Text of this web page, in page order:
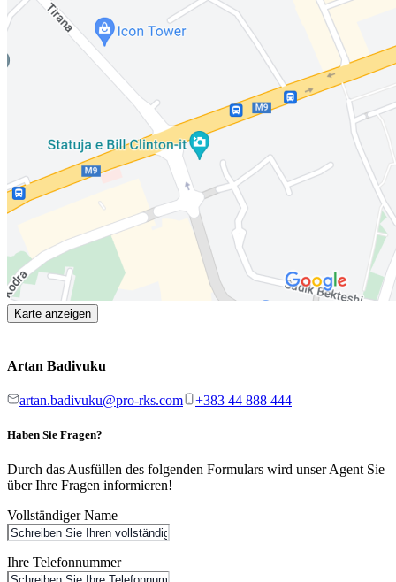
Karte anzeigen
Artan Badivuku
artan.badivuku@pro-rks.com +383 44 888 444
Haben Sie Fragen?
Durch das Ausfüllen des folgenden Formulars wird unser Agent Sie
über Ihre Fragen informieren!
Vollständiger Name
Ihre Telefonnummer